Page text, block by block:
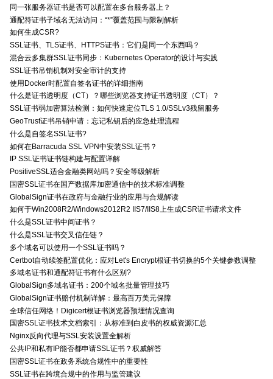
同一张服务器证书是否可以配置在多台服务器上？
通配符证书子域名无法访问：“*”覆盖范围与限制解析
如何生成CSR?
SSL证书、TLS证书、HTTPS证书：它们是同一个东西吗？
混合云多集群SSL证书同步：Kubernetes Operator的设计与实践
SSL证书吊销机制对安全审计的支持
使用Docker时配置自签名证书的详细指南
什么是证书透明度（CT）？哪些浏览器支持证书透明度（CT）？
SSL证书弱加密算法检测：如何快速定位TLS 1.0/SSLv3残留服务
GeoTrust证书吊销申请：忘记私钥后的应急处理流程
什么是自签名SSL证书?
如何在Barracuda SSL VPN中安装SSL证书？
IP SSL证书证书链构建与配置详解
PositiveSSL适合金融类网站吗？安全等级解析
国密SSL证书在国产数据库加密通信中的技术标准调整
GlobalSign证书在政府与金融行业的应用与合规解读
如何于Win2008R2/Windows2012R2 IIS7/IIS8上生成CSR证书请求文件
什么是SSL证书中间证书？
什么是SSL证书交叉信任链？
多个域名可以使用一个SSL证书吗？
Certbot自动续签配置优化：应对Let's Encrypt根证书切换的5个关键参数调整
多域名证书和通配符证书有什么区别?
GlobalSign多域名证书：200个域名批量管理技巧
GlobalSign证书赔付机制详解：最高百万美元保障
全球信任网络！Digicert根证书浏览器预埋情况查询
国密SSL证书技术文档索引：从标准到白皮书的权威资源汇总
Nginx反向代理与SSL安装设置全解析
公共IP和私有IP能否都申请SSL证书？权威解答
国密SSL证书在政务系统合规性中的重要性
SSL证书在跨境合规中的作用与监管建议